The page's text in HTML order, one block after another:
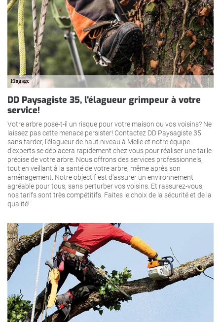
DD Paysagiste 35, l'élagueur grimpeur à votre
service!
Votre arbre pose-t-il un risque pour votre maison ou vos voisins? Ne
laissez pas cette menace persister! Contactez DD Paysagiste 35
sans tarder, l'élagueur de haut niveau à Melle et notre équipe
d'experts se déplacera rapidement chez vous pour réaliser une taille
précise de votre arbre. Nous offrons des services professionnels,
tout en veillant à la santé de votre arbre, même après son
aménagement. Notre objectif est d'assurer un environnement
agréable pour tous, sans perturber vos voisins. Et rassurez-vous,
nos tarifs sont très compétitifs. Faites le choix de la sécurité et de la
qualité!